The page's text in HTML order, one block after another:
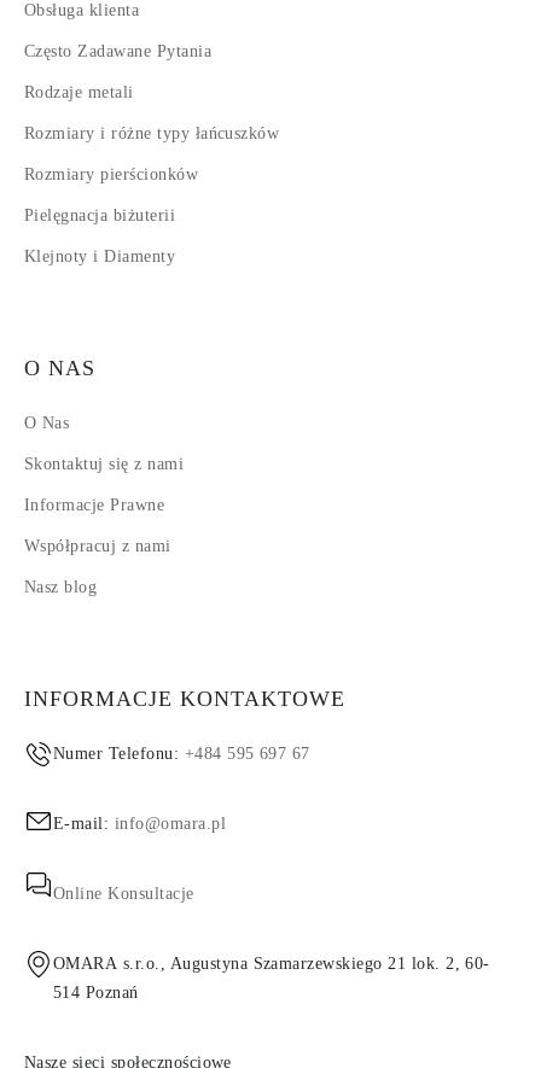
Obsługa klienta
Często Zadawane Pytania
Rodzaje metali
Rozmiary i różne typy łańcuszków
Rozmiary pierścionków
Pielęgnacja biżuterii
Klejnoty i Diamenty
O NAS
O Nas
Skontaktuj się z nami
Informacje Prawne
Współpracuj z nami
Nasz blog
INFORMACJE KONTAKTOWE
Numer Telefonu: +484 595 697 67
E-mail: info@omara.pl
Online Konsultacje
OMARA s.r.o., Augustyna Szamarzewskiego 21 lok. 2, 60-
514 Poznań
Nasze sieci społecznościowe